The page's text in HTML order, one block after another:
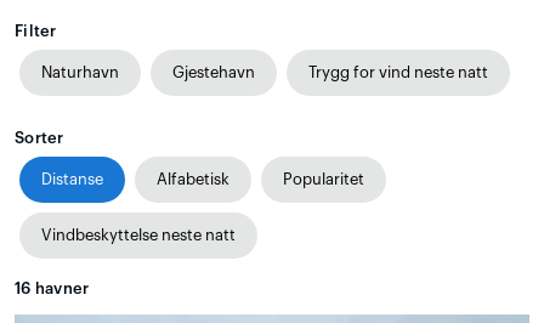
Filter
Naturhavn Gjestehavn Trygg for vind neste natt
Sorter
Distanse Alfabetisk Popularitet
Vindbeskyttelse neste natt
16 havner